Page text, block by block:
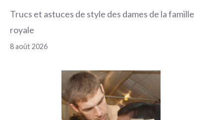
Trucs et astuces de style des dames de la famille
royale
8 août 2026